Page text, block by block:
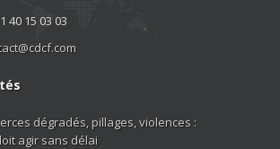
40 15 03 03
dégradés, pillages, violences :
agir sans délai